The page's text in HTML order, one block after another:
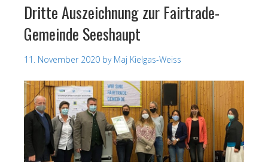
Dritte Auszeichnung zur Fairtrade-
Gemeinde Seeshaupt
11. November 2020 by Maj Kielgas-Weiss